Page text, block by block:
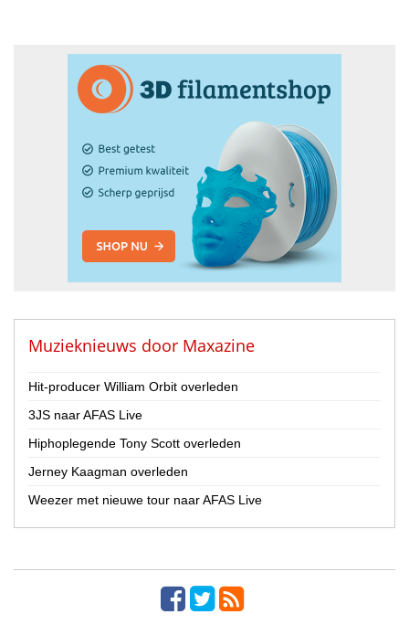
Muzieknieuws door Maxazine
Hit-producer William Orbit overleden
3JS naar AFAS Live
Hiphoplegende Tony Scott overleden
Jerney Kaagman overleden
Weezer met nieuwe tour naar AFAS Live